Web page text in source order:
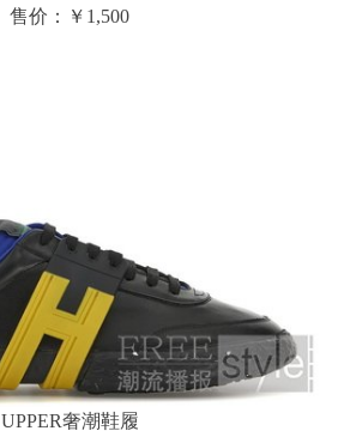
售价：￥1,500
UPPER奢潮鞋履